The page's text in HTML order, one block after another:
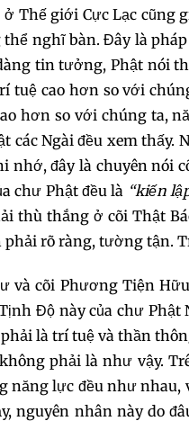
Thế giới Cực Lạc
nghĩ bàn. Đây là
tin tưởng, Phật nói
tuệ cao hơn so với
hơn so với chúng ta,
Ngài đều xem thấy.
nhớ, đây là chuyên nói
chư Phật đều là “kiến
thù thắng ở cõi Thật
rõ ràng, tường tận.
và cõi Phương Tiện
Độ này của chư
là trí tuệ và thần
phải là như vậy.
năng lực đều như nhau,
nguyên nhân này do